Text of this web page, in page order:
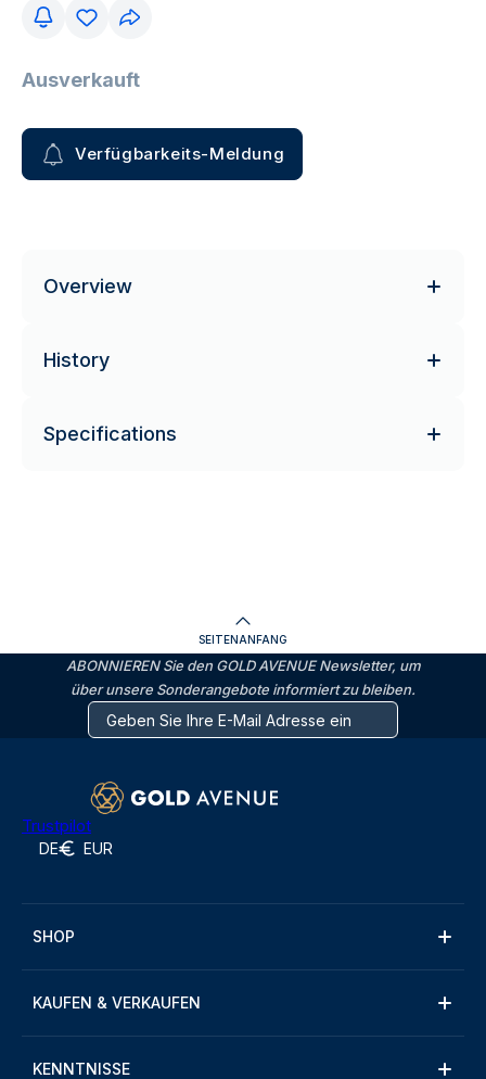
Ausverkauft
Verfügbarkeits-Meldung
Overview
History
Specifications
SEITENANFANG
ABONNIEREN Sie den GOLD AVENUE Newsletter, um
über unsere Sonderangebote informiert zu bleiben.
Trustpilot
DE EUR
SHOP
KAUFEN & VERKAUFEN
KENNTNISSE